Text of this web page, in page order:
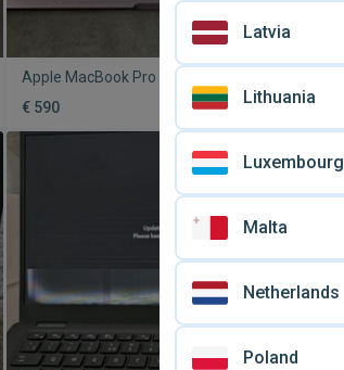
Apple MacBook Pro 13.3 (i5-
8257U/8GB/128GB) με Touch Bar 2019
καινούργιο, Space Gray
€ 590
Latvia
Lithuania
Luxembourg
Malta
Netherlands
Poland